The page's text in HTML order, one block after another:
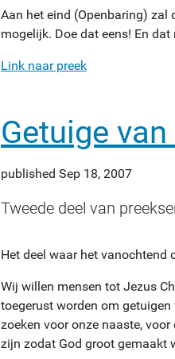
Aan het eind (Openbaring) zal
mogelijk. Doe dat eens! En
Link naar preek
Getuige
published Sep 18, 2007
Tweede deel van
Het deel waar het vanochtend
Wij willen mensen tot Jezus
toegerust worden om
zoeken voor onze naaste,
zijn zodat God groot gemaakt